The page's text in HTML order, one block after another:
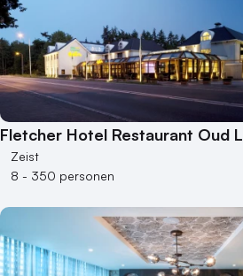
Fletcher Hotel Restaurant Oud
Zeist
8 - 350 personen